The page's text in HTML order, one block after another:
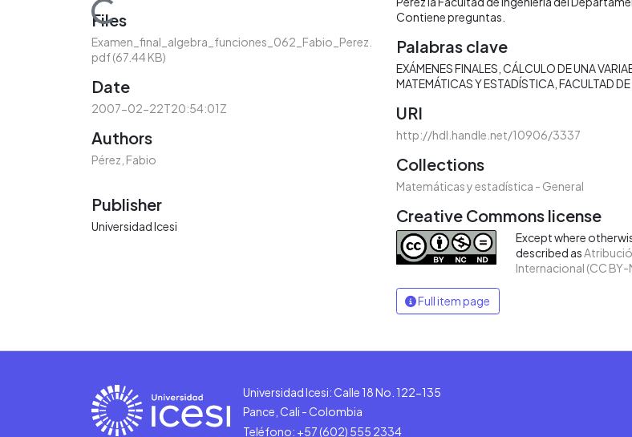
Loading...
Files
Examen_final_algebra_funciones_062_Fabio_Perez.
pdf(67.44 KB)
Date
2007-02-22T20:54:01Z
Authors
Pérez, Fabio
Publisher
Universidad Icesi
Contiene preguntas.
Palabras clave
EXÁMENES FINALES CÁLCULO DE UNA
MATEMÁTICAS Y ESTADÍSTICA FACULTAD
URI
http://hdl.handle.net/10906/3337
Collections
Matemáticas y estadística - General
Creative Commons license
Except where
described as
Internacional (CC
Full item page
Universidad Icesi: Calle 18 No. 122-135
Pance, Cali - Colombia
Teléfono: +57 (602) 555 2334